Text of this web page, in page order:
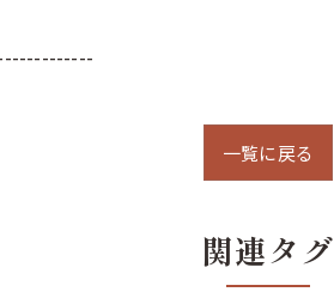
一覧に戻る
関連タグ